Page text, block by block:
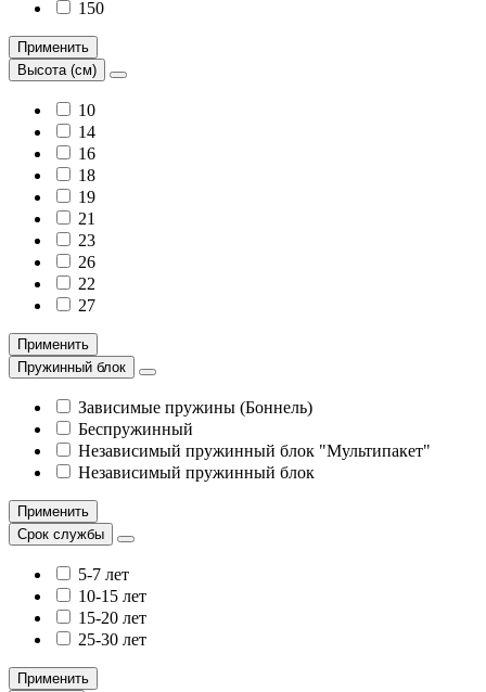
150
Применить
Высота (см)
10
14
16
18
19
21
23
26
22
27
Применить
Пружинный блок
Зависимые пружины (Боннель)
Беспружинный
Независимый пружинный блок "Мультипакет"
Независимый пружинный блок
Применить
Срок службы
5-7 лет
10-15 лет
15-20 лет
25-30 лет
Применить